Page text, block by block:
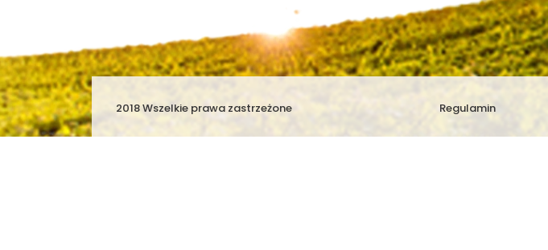
2018 Wszelkie prawa zastrzeżone Regulamin